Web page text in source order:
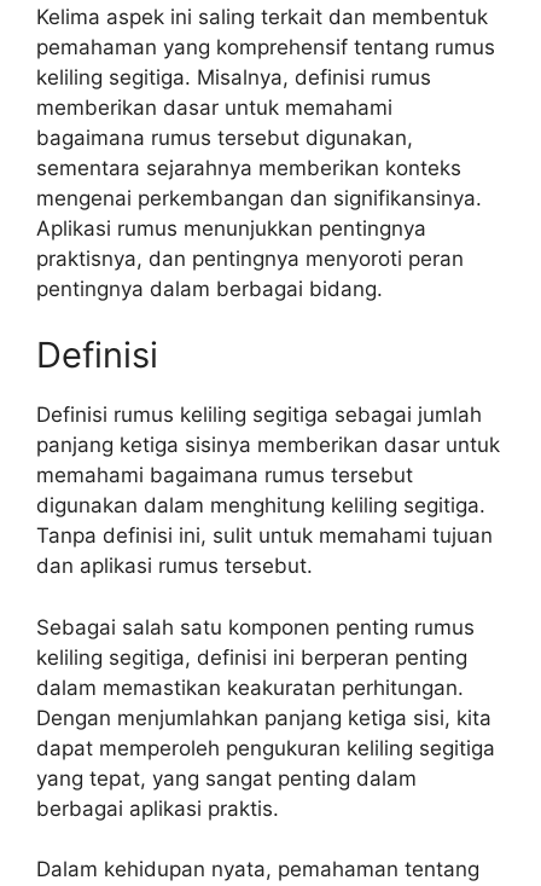
Kelima aspek ini saling terkait dan membentuk
pemahaman yang komprehensif tentang rumus
keliling segitiga. Misalnya, definisi rumus
memberikan dasar untuk memahami
bagaimana rumus tersebut digunakan,
sementara sejarahnya memberikan konteks
mengenai perkembangan dan signifikansinya.
Aplikasi rumus menunjukkan pentingnya
praktisnya, dan pentingnya menyoroti peran
pentingnya dalam berbagai bidang.
Definisi
Definisi rumus keliling segitiga sebagai jumlah
panjang ketiga sisinya memberikan dasar untuk
memahami bagaimana rumus tersebut
digunakan dalam menghitung keliling segitiga.
Tanpa definisi ini, sulit untuk memahami tujuan
dan aplikasi rumus tersebut.
Sebagai salah satu komponen penting rumus
keliling segitiga, definisi ini berperan penting
dalam memastikan keakuratan perhitungan.
Dengan menjumlahkan panjang ketiga sisi, kita
dapat memperoleh pengukuran keliling segitiga
yang tepat, yang sangat penting dalam
berbagai aplikasi praktis.
Dalam kehidupan nyata, pemahaman tentang